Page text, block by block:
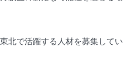
北で活躍する人材を募集してい